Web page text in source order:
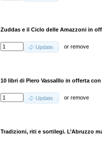
Zuddas e il Ciclo delle Amazzoni in
Update orremove
10 libri di Piero Vassalllo in offerta
Update orremove
Tradizioni, riti e sortilegi. L’Abruzzo